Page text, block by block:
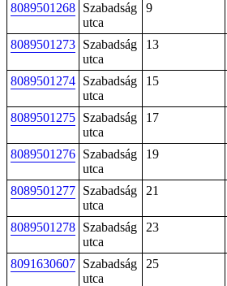
8089501268 Szabadság
utca
9
8089501273 Szabadság
utca
13
8089501274 Szabadság
utca
15
8089501275 Szabadság
utca
17
8089501276 Szabadság
utca
19
8089501277 Szabadság
utca
21
8089501278 Szabadság
utca
23
8091630607 Szabadság
utca
25